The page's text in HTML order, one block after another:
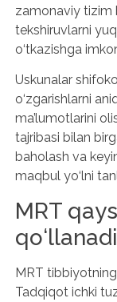
zamonaviy tizim
tekshiruvlarni
o‘tkazishga
Uskunalar
o‘zgarishlarni
ma’lumotlarini
tajribasi bilan
baholash va
maqbul yo‘lni
MRT
qo‘llanadi
MRT tibbiyotning
Tadqiqot ichki